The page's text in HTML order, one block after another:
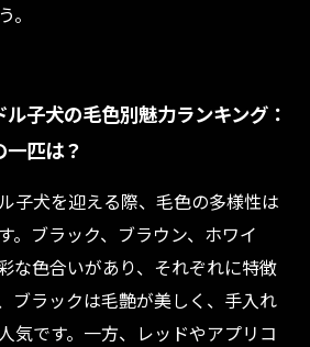
子犬の毛色別魅力ランキング：
匹は？
子犬を迎える際、毛色の多様性は
。ブラック、ブラウン、ホワイ
な色合いがあり、それぞれに特徴
ブラックは毛艶が美しく、手入れ
気です。一方、レッドやアプリコ